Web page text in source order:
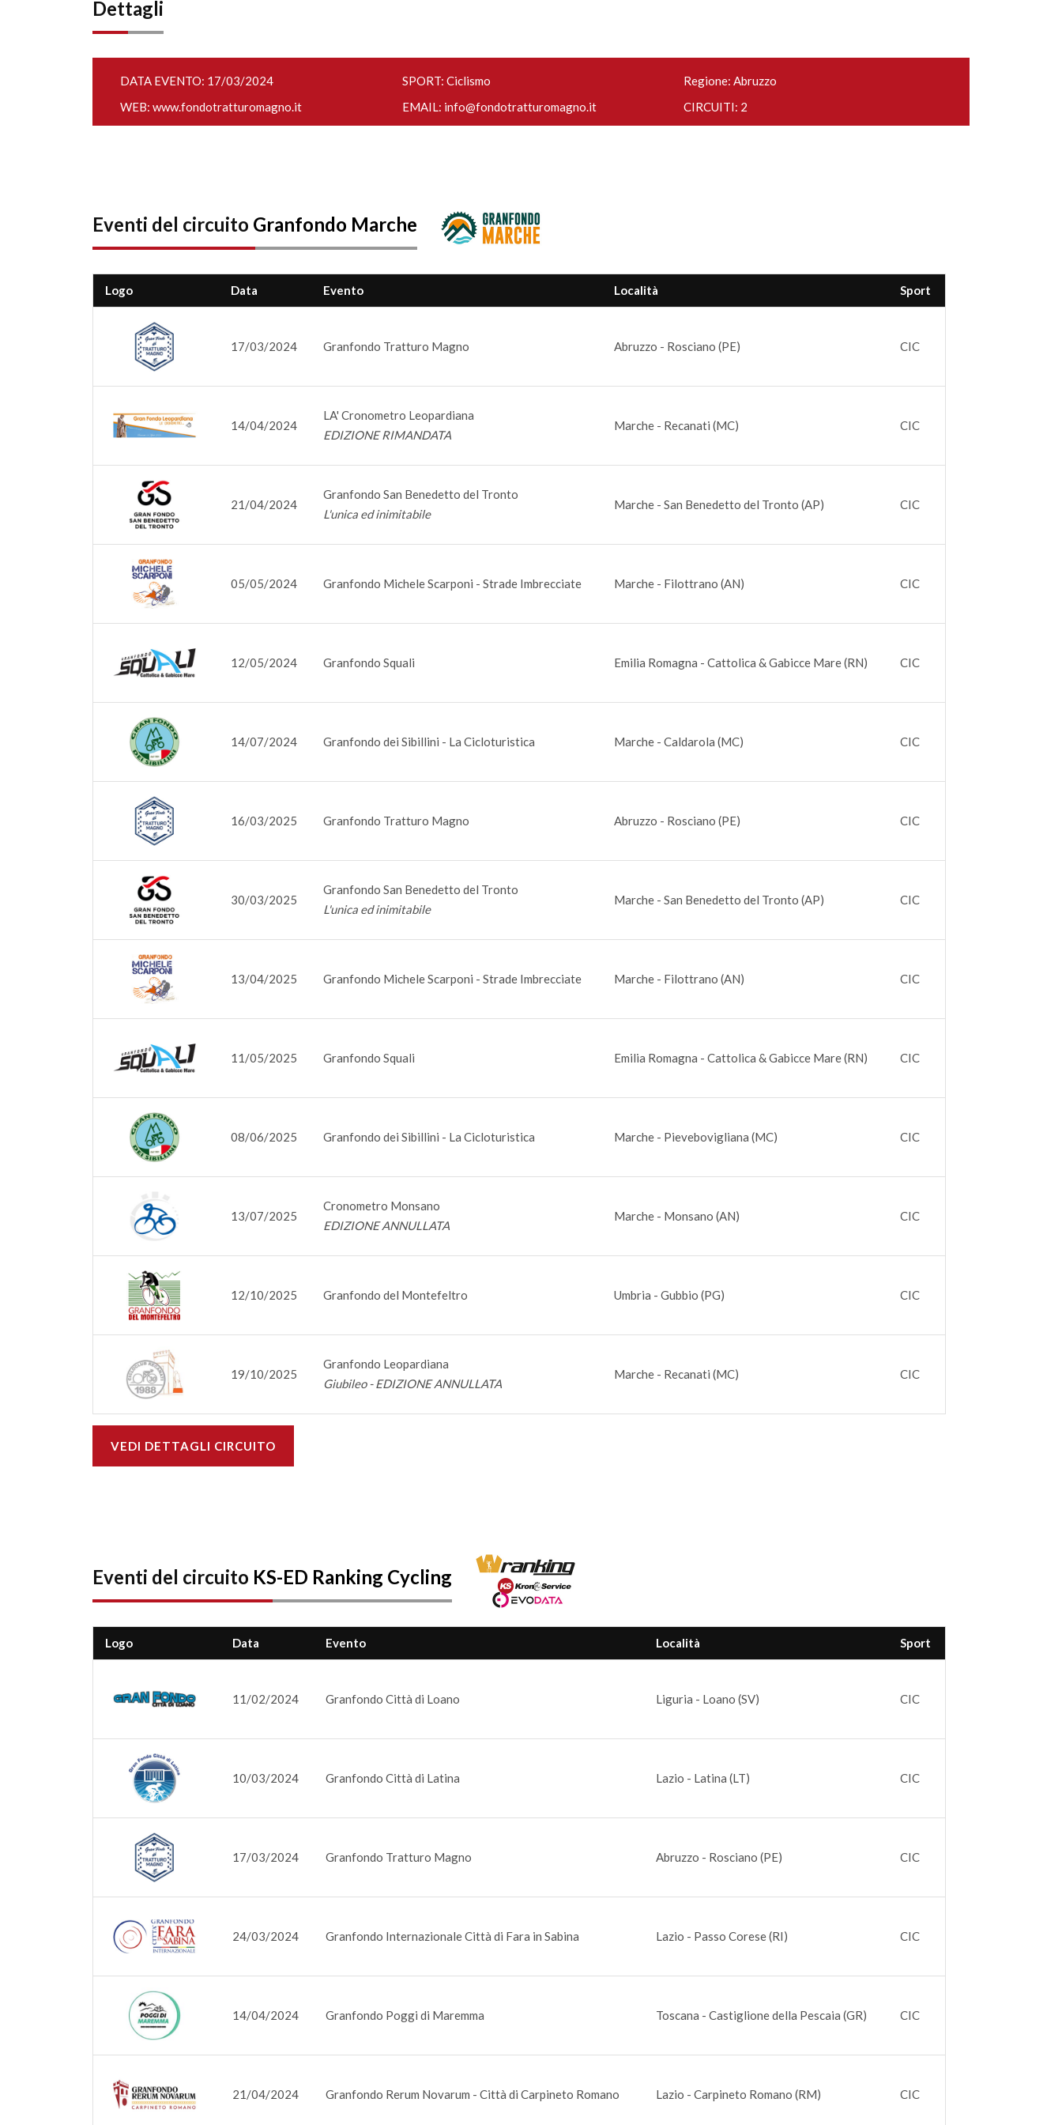
Dettagli
DATA EVENTO: 17/03/2024 SPORT: Ciclismo
Regione: Abruzzo
WEB: www.fondotratturomagno.it EMAIL: info@fondotratturomagno.it CIRCUITI: 2
Eventi del circuito Granfondo Marche
Logo Data Evento Località Sport
17/03/2024 Granfondo Tratturo Magno Abruzzo - Rosciano (PE) CIC
14/04/2024
LA' Cronometro Leopardiana
EDIZIONE RIMANDATA
Marche - Recanati (MC) CIC
21/04/2024
Granfondo San Benedetto del Tronto
L'unica ed inimitabile
Marche - San Benedetto del Tronto (AP) CIC
05/05/2024 Granfondo Michele Scarponi - Strade Imbrecciate Marche - Filottrano (AN) CIC
12/05/2024 Granfondo Squali Emilia Romagna - Cattolica & Gabicce Mare (RN) CIC
14/07/2024 Granfondo dei Sibillini - La Cicloturistica Marche - Caldarola (MC) CIC
16/03/2025 Granfondo Tratturo Magno Abruzzo - Rosciano (PE) CIC
30/03/2025
Granfondo San Benedetto del Tronto
L'unica ed inimitabile
Marche - San Benedetto del Tronto (AP) CIC
13/04/2025 Granfondo Michele Scarponi - Strade Imbrecciate Marche - Filottrano (AN) CIC
11/05/2025 Granfondo Squali Emilia Romagna - Cattolica & Gabicce Mare (RN) CIC
08/06/2025 Granfondo dei Sibillini - La Cicloturistica Marche - Pievebovigliana (MC) CIC
13/07/2025
Cronometro Monsano
EDIZIONE ANNULLATA
Marche - Monsano (AN) CIC
12/10/2025 Granfondo del Montefeltro Umbria - Gubbio (PG) CIC
19/10/2025
Granfondo Leopardiana
Giubileo - EDIZIONE ANNULLATA
Marche - Recanati (MC) CIC
VEDI DETTAGLI CIRCUITO
Eventi del circuito KS-ED Ranking Cycling
Logo Data Evento Località Sport
11/02/2024 Granfondo Città di Loano Liguria - Loano (SV) CIC
10/03/2024 Granfondo Città di Latina Lazio - Latina (LT) CIC
17/03/2024 Granfondo Tratturo Magno Abruzzo - Rosciano (PE) CIC
24/03/2024 Granfondo Internazionale Città di Fara in Sabina Lazio - Passo Corese (RI) CIC
14/04/2024 Granfondo Poggi di Maremma Toscana - Castiglione della Pescaia (GR) CIC
21/04/2024 Granfondo Rerum Novarum - Città di Carpineto Romano Lazio - Carpineto Romano (RM) CIC